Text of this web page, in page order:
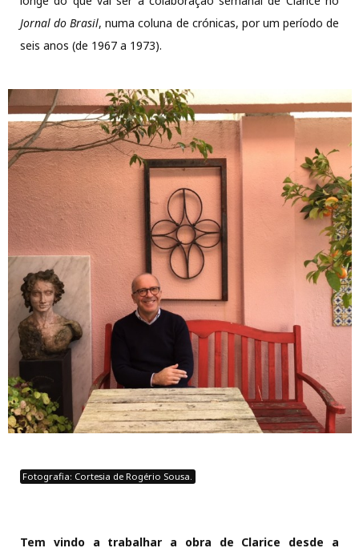
Jornal do Brasil, numa coluna de crónicas, por um período de
seis anos (de 1967 a 1973).
Fotografia: Cortesia de Rogério Sousa.
Tem vindo a trabalhar a obra de Clarice desde a